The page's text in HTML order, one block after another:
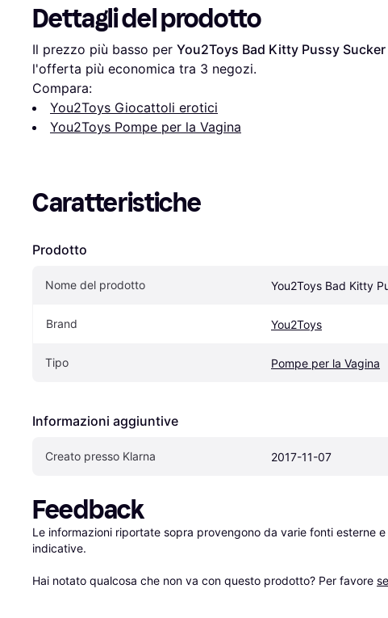
Dettagli del prodotto
Il prezzo più basso per You2Toys Bad Kitty Pussy Sucker
l'offerta più economica tra 3 negozi.
Compara:
You2Toys Giocattoli erotici
You2Toys Pompe per la Vagina
Caratteristiche
Prodotto
Nome del prodotto You2Toys Bad Kitty
Brand You2Toys
Tipo Pompe per la Vagina
Informazioni aggiuntive
Creato presso Klarna 2017-11-07
Feedback
Le informazioni riportate sopra provengono da varie fonti esterne
indicative.
Hai notato qualcosa che non va con questo prodotto? Per favore